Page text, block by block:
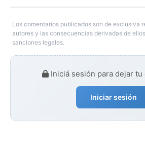
Los comentarios publicados son de exclusiva
autores y las consecuencias derivadas de
sanciones legales.
Iniciá sesión para dejar
Iniciar sesión